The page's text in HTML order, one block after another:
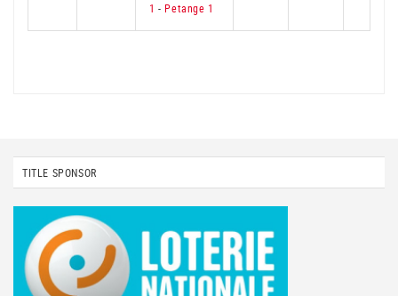
1 - Petange 1
TITLE SPONSOR